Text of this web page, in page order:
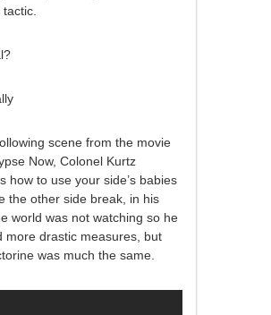
scene from the movie
Now, Colonel Kurtz
how to use your side’s babies
the other side break, in his
world was not watching so he
more drastic measures, but
was much the same.